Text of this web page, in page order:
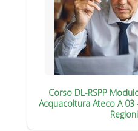
Corso DL-RSPP
Acquacoltura Ateco A